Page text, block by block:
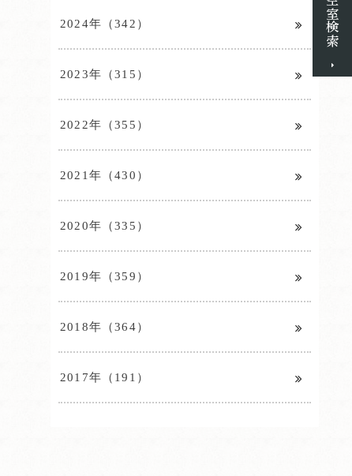
2024年（342）
2023年（315）
2022年（355）
2021年（430）
2020年（335）
2019年（359）
2018年（364）
2017年（191）